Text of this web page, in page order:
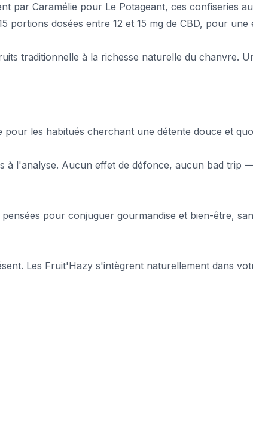
par Caramélie pour Le Potageant, ces confiseries
dosées entre 12 et 15 mg de CBD, pour une
traditionnelle à la richesse naturelle du chanvre.
les habitués cherchant une détente douce et
à l'analyse. Aucun effet de défonce, aucun bad trip
pour conjuguer gourmandise et bien-être,
Les Fruit'Hazy s'intègrent naturellement dans